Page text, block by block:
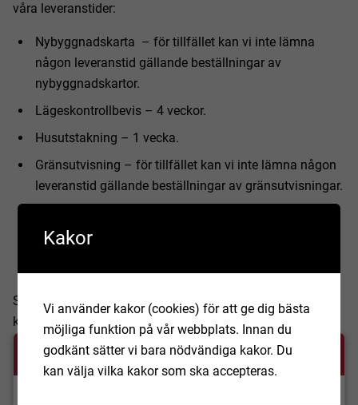
våra leveranstider:
Nybyggnadskarta – för tillfället kan vi inte lämna
någon leveranstid gällande beställningar av
nybyggnadskartor.
Lägeskontrollbevis – 4 veckor.
Husutstakning – 1 vecka.
Gränsutvisning – för tillfället kan vi inte lämna någon
leveranstid gällande beställningar av gränsutvisningar.
Lägenhetsnummer – 1 vecka.
Semestertider, storhelger och ofullständiga beställningar
kan leda till förlängda leveranstider.
Dokument
Kakor
Vi använder kakor (cookies) för att ge dig bästa
möjliga funktion på vår webbplats. Innan du
godkänt sätter vi bara nödvändiga kakor. Du
kan välja vilka kakor som ska accepteras.